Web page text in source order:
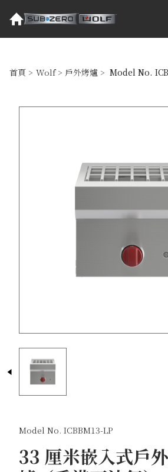
首頁 > Wolf > 戶外烤爐 > Model No.
Model No. ICBBM13-LP
33 厘米嵌入式戶